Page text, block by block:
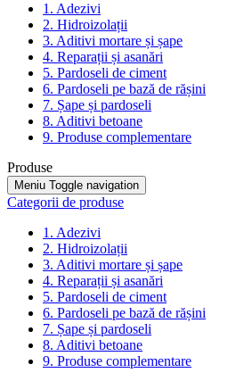
1. Adezivi
2. Hidroizolații
3. Aditivi mortare și șape
4. Reparații și asanări
5. Pardoseli de ciment
6. Pardoseli pe bază de rășini
7. Șape și pardoseli
8. Aditivi betoane
9. Produse complementare
Produse
Meniu Toggle navigation
Categorii de produse
1. Adezivi
2. Hidroizolații
3. Aditivi mortare și șape
4. Reparații și asanări
5. Pardoseli de ciment
6. Pardoseli pe bază de rășini
7. Șape și pardoseli
8. Aditivi betoane
9. Produse complementare